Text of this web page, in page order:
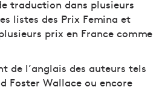
traduction dans plusieurs
listes des Prix Femina et
prix en France comme
de l’anglais des auteurs tels
Foster Wallace ou encore